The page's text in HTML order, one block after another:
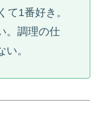
て1番好き。
。調理の仕
。